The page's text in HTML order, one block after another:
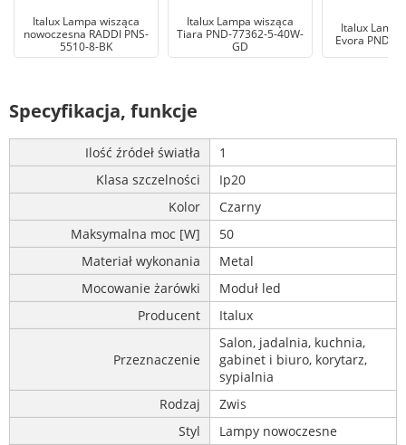
Italux Lampa wisząca
nowoczesna RADDI PNS-
5510-8-BK
Italux Lampa wisząca
Tiara PND-77362-5-40W-
GD
Italux
Evora PND-
Specyfikacja, funkcje
Ilość źródeł światła
1
Klasa szczelności
Ip20
Kolor
Czarny
Maksymalna moc [W]
50
Materiał wykonania
Metal
Mocowanie żarówki
Moduł led
Producent
Italux
Przeznaczenie
Salon, jadalnia, kuchnia,
gabinet i biuro, korytarz,
sypialnia
Rodzaj
Zwis
Styl
Lampy nowoczesne